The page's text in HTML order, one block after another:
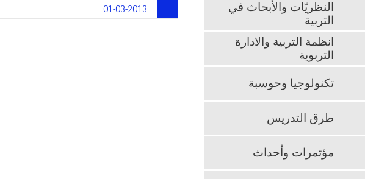
المذكورة في تنمية مهارات
الصف الأول ثانوي مجملة وفي
01-03-2013
النظريّات والأبحاث في
التربية
انظمة التربية والادارة
التربوية
تكنولوجيا وحوسبة
طرق التدريس
مؤتمرات وأحداث